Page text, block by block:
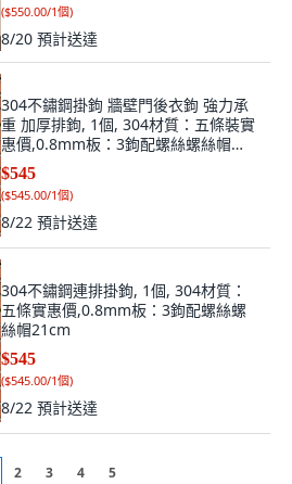
($550.00/1個)
8/20 預計送達
304不鏽鋼掛鉤 牆壁門後衣鉤 強力承
重 加厚排鉤, 1個, 304材質：五條裝實
惠價,0.8mm板：3鉤配螺絲螺絲帽
21cm
$545
($545.00/1個)
8/22 預計送達
304不鏽鋼連排掛鉤, 1個, 304材質：
五條實惠價,0.8mm板：3鉤配螺絲螺
絲帽21cm
$545
($545.00/1個)
8/22 預計送達
2 3 4 5